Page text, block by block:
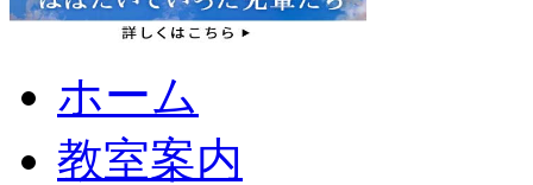
ホーム
教室案内